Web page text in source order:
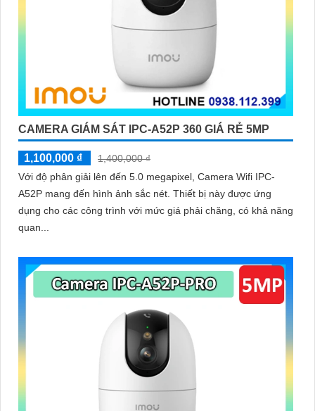
CAMERA GIÁM SÁT IPC-A52P 360 GIÁ RẺ 5MP
1,100,000 ₫
1,400,000 ₫
Với độ phân giải lên đến 5.0 megapixel, Camera Wifi IPC-
A52P mang đến hình ảnh sắc nét. Thiết bị này được ứng
dụng cho các công trình với mức giá phải chăng, có khả năng
quan...